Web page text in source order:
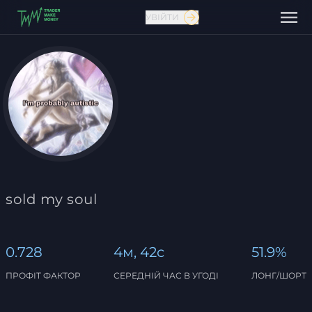
Зв'язатися з нами
УВІЙТИ
sold my soul
0.728
ПРОФІТ ФАКТОР
4м, 42с
СЕРЕДНІЙ ЧАС В УГОДІ
51.9%
ЛОНГ/ШОРТ